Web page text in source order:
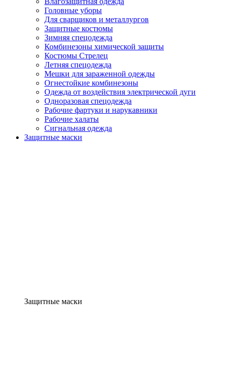
Головные уборы
Для сварщиков и металлургов
Защитные костюмы
Зимняя спецодежда
Комбинезоны химической защиты
Костюмы Стрелец
Летняя спецодежда
Мешки для зараженной одежды
Огнестойкие комбинезоны
Одежда от воздействия электрической дуги
Одноразовая спецодежда
Рабочие фартуки и нарукавники
Рабочие халаты
Сигнальная одежда
Защитные маски
Защитные маски